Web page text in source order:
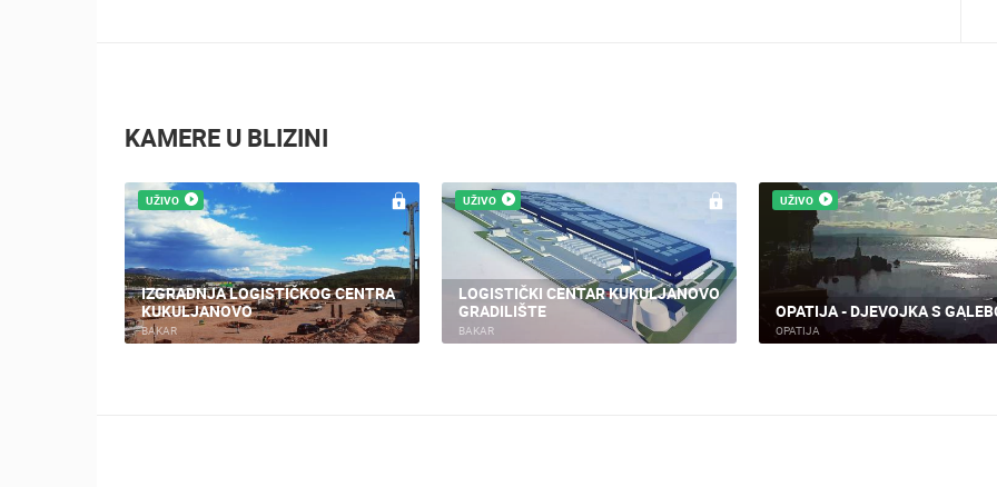
KAMERE U BLIZINI
UŽIVO
IZGRADNJA LOGISTIČKOG CENTRA
KUKULJANOVO
BAKAR
UŽIVO
LOGISTIČKI CENTAR KUKULJANOVO
GRADILIŠTE
BAKAR
UŽIVO
OPATIJA - DJEVOJKA S
OPATIJA